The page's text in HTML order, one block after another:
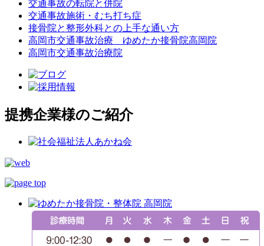
交通事故の転院と併院
交通事故施術・むち打ち症
接骨院と整形外科との上手な通い方
高岡市交通事故治療 ゆめたか接骨院高岡院
高岡市交通事故治療院
提携企業様のご紹介